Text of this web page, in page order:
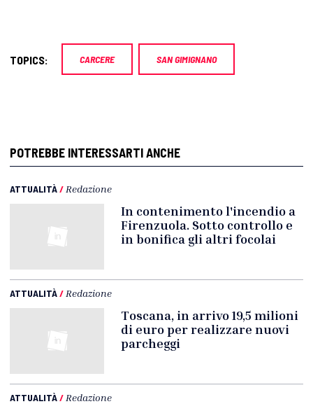
TOPICS: CARCERE SAN GIMIGNANO
POTREBBE INTERESSARTI ANCHE
ATTUALITÀ/ Redazione
In contenimento l'incendio a
Firenzuola. Sotto controllo e
in bonifica gli altri focolai
ATTUALITÀ/ Redazione
Toscana, in arrivo 19,5 milioni
di euro per realizzare nuovi
parcheggi
ATTUALITÀ/ Redazione